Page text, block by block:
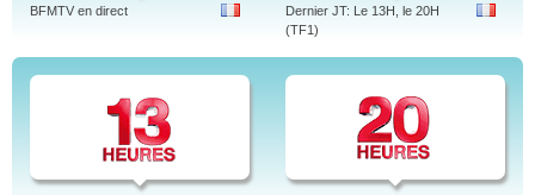
BFMTV en direct
Dernier JT: Le 13H, le 20H
(TF1)